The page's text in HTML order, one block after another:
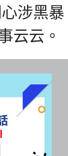
涉黑暴
云云。